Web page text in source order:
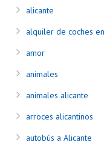
alicante
alquiler de coches
amor
animales
animales alicante
arroces alicantinos
autobús a Alicante